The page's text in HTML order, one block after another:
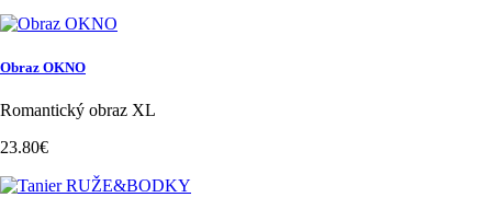
Obraz OKNO
Romantický obraz XL
23.80€